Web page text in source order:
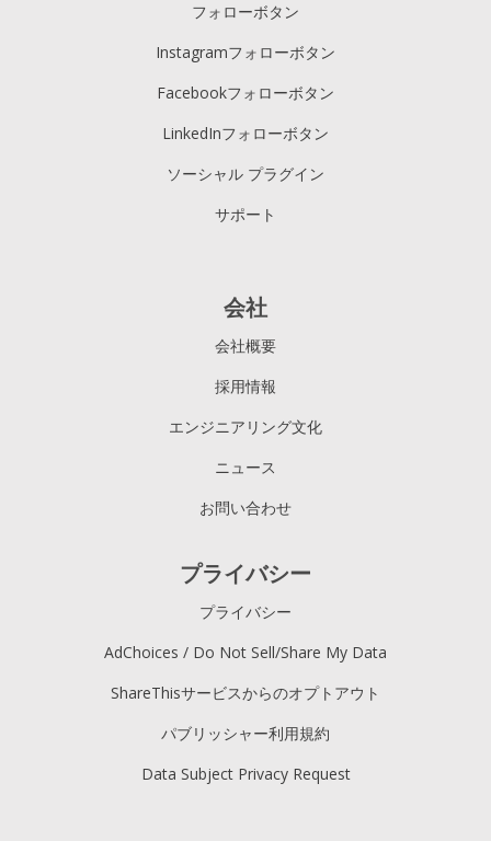
フォローボタン
Instagramフォローボタン
Facebookフォローボタン
LinkedInフォローボタン
ソーシャル プラグイン
サポート
会社
会社概要
採用情報
エンジニアリング文化
ニュース
お問い合わせ
プライバシー
プライバシー
AdChoices / Do Not Sell/Share My Data
ShareThisサービスからのオプトアウト
パブリッシャー利用規約
Data Subject Privacy Request